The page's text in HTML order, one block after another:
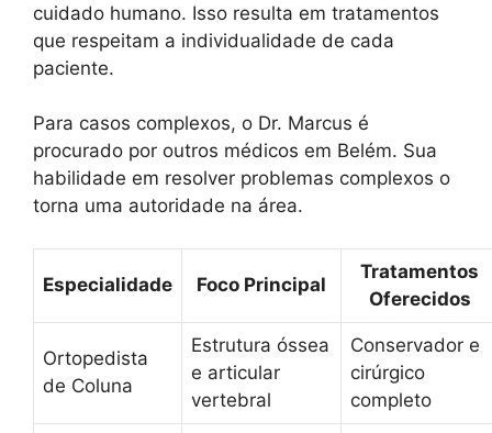
cuidado humano. Isso resulta em tratamentos
que respeitam a individualidade de cada
paciente.
Para casos complexos, o Dr. Marcus é
procurado por outros médicos em Belém. Sua
habilidade em resolver problemas complexos o
torna uma autoridade na área.
Especialidade Foco Principal
Tratamentos
Oferecidos
Ortopedista
de Coluna
Estrutura óssea
e articular
vertebral
Conservador e
cirúrgico
completo